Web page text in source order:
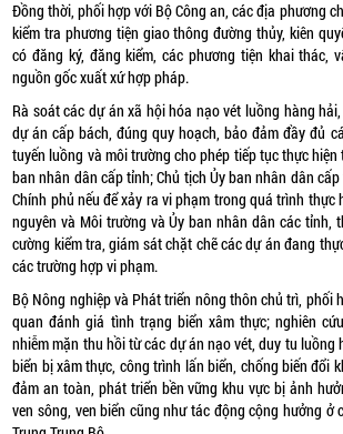
Đồng thời, phối hợp với Bộ Công an, các địa phương
kiểm tra phương tiện giao thông đường thủy, kiên
có đăng ký, đăng kiểm, các phương tiện khai thác,
nguồn gốc xuất xứ hợp pháp.
Rà soát các dự án xã hội hóa nạo vét luồng hàng
dự án cấp bách, đúng quy hoạch, bảo đảm đầy đủ
tuyến luồng và môi trường cho phép tiếp tục thực
ban nhân dân cấp tỉnh; Chủ tịch Ủy ban nhân dân
Chính phủ nếu để xảy ra vi phạm trong quá trình
nguyên và Môi trường và Ủy ban nhân dân các tỉnh,
cường kiểm tra, giám sát chặt chẽ các dự án đang
các trường hợp vi phạm.
Bộ Nông nghiệp và Phát triển nông thôn chủ trì, phối
quan đánh giá tình trạng biển xâm thực; nghiên
nhiễm mặn thu hồi từ các dự án nạo vét, duy tu
biển bị xâm thực, công trình lấn biển, chống biến đổi
đảm an toàn, phát triển bền vững khu vực bị ảnh
ven sông, ven biển cũng như tác động cộng hưởng ở